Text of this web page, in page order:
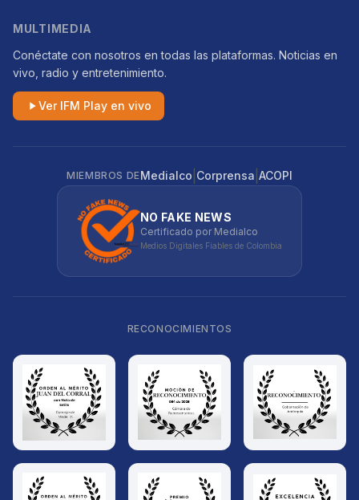
MULTIMEDIA
Conéctate con nosotros en todas las plataformas. Noticias en
vivo, radio y entretenimiento.
Ver IFM Play en vivo
MIEMBROS DEMedialco Corprensa ACOPI
NO FAKE NEWS
Certificado por Medialco
Medios Digitales Fiables de Colombia
RECONOCIMIENTOS